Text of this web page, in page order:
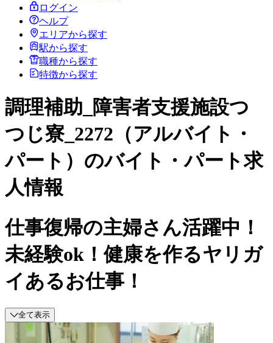
ログイン
ヘルプ
エリアから探す
駅から探す
職種から探す
特徴から探す
調理補助_障害者支援施設つ
つじ寮_2272（アルバイト・
パート）のバイト・パート求
人情報
仕事復帰の主婦さん活躍中！
未経験ok！健康を作るヤリガ
イあるお仕事！
全て表示